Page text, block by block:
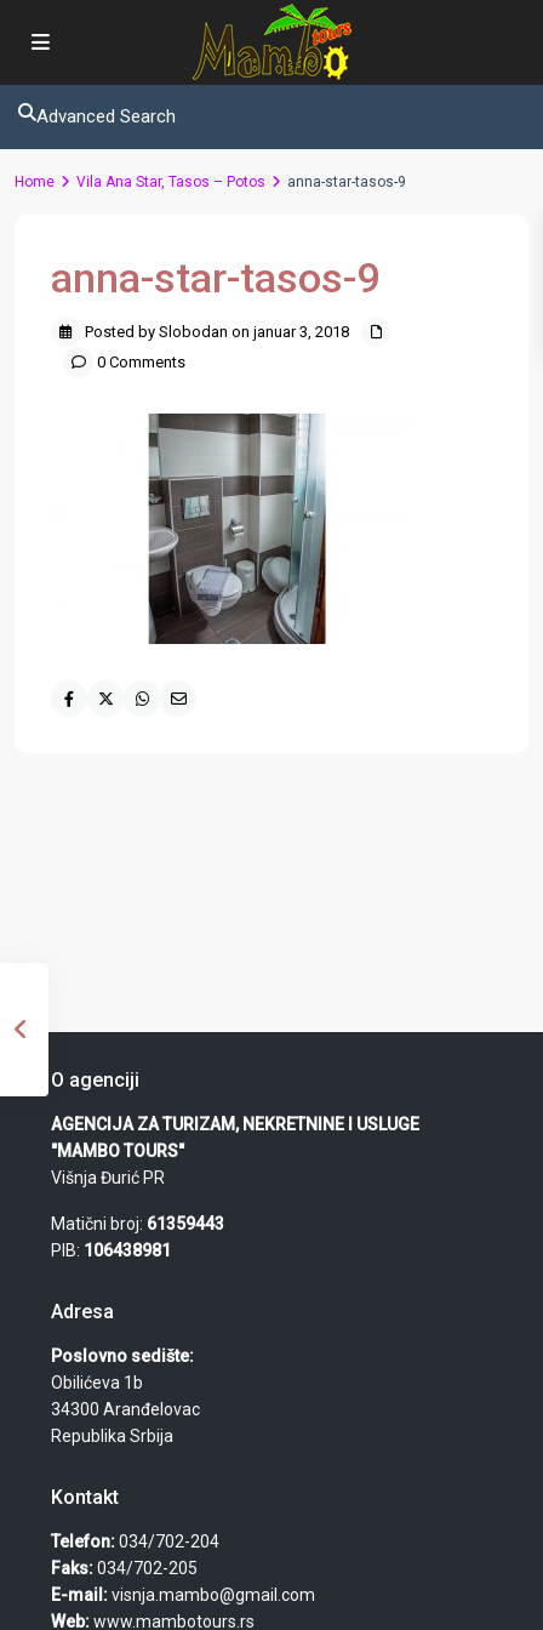
Advanced Search
Home Vila Ana Star, Tasos – Potos anna-star-tasos-9
anna-star-tasos-9
Posted by Slobodan on januar 3, 2018
0 Comments
O agenciji
AGENCIJA ZA TURIZAM, NEKRETNINE I USLUGE
"MAMBO TOURS"
Višnja Đurić PR
Matični broj: 61359443
PIB: 106438981
Adresa
Poslovno sedište:
Obilićeva 1b
34300 Aranđelovac
Republika Srbija
Kontakt
Telefon:034/702-204
Faks:034/702-205
E-mail:visnja.mambo@gmail.com
Web:www.mambotours.rs